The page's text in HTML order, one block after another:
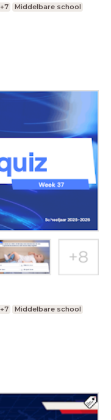
+7
Middelbare school
+7
Middelbare school